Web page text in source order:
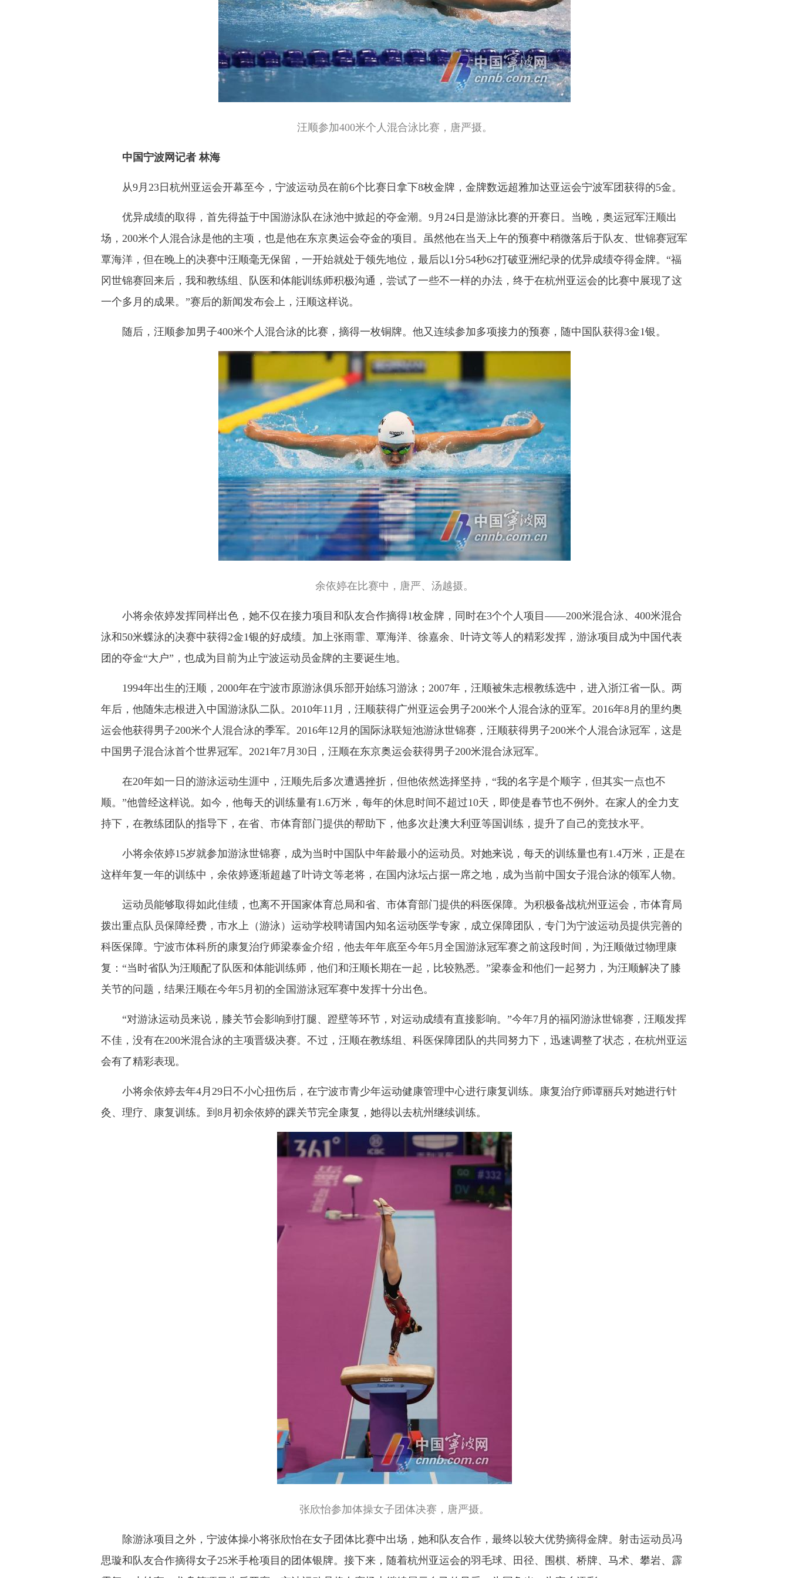
汪顺参加400米个人混合泳比赛，唐严摄。
中国宁波网记者 林海
从9月23日杭州亚运会开幕至今，宁波运动员在前6个比赛日拿下8枚金牌，金牌数远超雅加达亚运会宁波军团获得的5金。
优异成绩的取得，首先得益于中国游泳队在泳池中掀起的夺金潮。9月24日是游泳比赛的开赛日。当晚，奥运冠军汪顺出
场，200米个人混合泳是他的主项，也是他在东京奥运会夺金的项目。虽然他在当天上午的预赛中稍微落后于队友、世锦赛冠军
覃海洋，但在晚上的决赛中汪顺毫无保留，一开始就处于领先地位，最后以1分54秒62打破亚洲纪录的优异成绩夺得金牌。“福
冈世锦赛回来后，我和教练组、队医和体能训练师积极沟通，尝试了一些不一样的办法，终于在杭州亚运会的比赛中展现了这
一个多月的成果。”赛后的新闻发布会上，汪顺这样说。
随后，汪顺参加男子400米个人混合泳的比赛，摘得一枚铜牌。他又连续参加多项接力的预赛，随中国队获得3金1银。
余依婷在比赛中，唐严、汤越摄。
小将余依婷发挥同样出色，她不仅在接力项目和队友合作摘得1枚金牌，同时在3个个人项目——200米混合泳、400米混合
泳和50米蝶泳的决赛中获得2金1银的好成绩。加上张雨霏、覃海洋、徐嘉余、叶诗文等人的精彩发挥，游泳项目成为中国代表
团的夺金“大户”，也成为目前为止宁波运动员金牌的主要诞生地。
1994年出生的汪顺，2000年在宁波市原游泳俱乐部开始练习游泳；2007年，汪顺被朱志根教练选中，进入浙江省一队。两
年后，他随朱志根进入中国游泳队二队。2010年11月，汪顺获得广州亚运会男子200米个人混合泳的亚军。2016年8月的里约奥
运会他获得男子200米个人混合泳的季军。2016年12月的国际泳联短池游泳世锦赛，汪顺获得男子200米个人混合泳冠军，这是
中国男子混合泳首个世界冠军。2021年7月30日，汪顺在东京奥运会获得男子200米混合泳冠军。
在20年如一日的游泳运动生涯中，汪顺先后多次遭遇挫折，但他依然选择坚持，“我的名字是个顺字，但其实一点也不
顺。”他曾经这样说。如今，他每天的训练量有1.6万米，每年的休息时间不超过10天，即使是春节也不例外。在家人的全力支
持下，在教练团队的指导下，在省、市体育部门提供的帮助下，他多次赴澳大利亚等国训练，提升了自己的竞技水平。
小将余依婷15岁就参加游泳世锦赛，成为当时中国队中年龄最小的运动员。对她来说，每天的训练量也有1.4万米，正是在
这样年复一年的训练中，余依婷逐渐超越了叶诗文等老将，在国内泳坛占据一席之地，成为当前中国女子混合泳的领军人物。
运动员能够取得如此佳绩，也离不开国家体育总局和省、市体育部门提供的科医保障。为积极备战杭州亚运会，市体育局
拨出重点队员保障经费，市水上（游泳）运动学校聘请国内知名运动医学专家，成立保障团队，专门为宁波运动员提供完善的
科医保障。宁波市体科所的康复治疗师梁泰金介绍，他去年年底至今年5月全国游泳冠军赛之前这段时间，为汪顺做过物理康
复：“当时省队为汪顺配了队医和体能训练师，他们和汪顺长期在一起，比较熟悉。”梁泰金和他们一起努力，为汪顺解决了膝
关节的问题，结果汪顺在今年5月初的全国游泳冠军赛中发挥十分出色。
“对游泳运动员来说，膝关节会影响到打腿、蹬壁等环节，对运动成绩有直接影响。”今年7月的福冈游泳世锦赛，汪顺发挥
不佳，没有在200米混合泳的主项晋级决赛。不过，汪顺在教练组、科医保障团队的共同努力下，迅速调整了状态，在杭州亚运
会有了精彩表现。
小将余依婷去年4月29日不小心扭伤后，在宁波市青少年运动健康管理中心进行康复训练。康复治疗师谭丽兵对她进行针
灸、理疗、康复训练。到8月初余依婷的踝关节完全康复，她得以去杭州继续训练。
张欣怡参加体操女子团体决赛，唐严摄。
除游泳项目之外，宁波体操小将张欣怡在女子团体比赛中出场，她和队友合作，最终以较大优势摘得金牌。射击运动员冯
思璇和队友合作摘得女子25米手枪项目的团体银牌。接下来，随着杭州亚运会的羽毛球、田径、围棋、桥牌、马术、攀岩、霹